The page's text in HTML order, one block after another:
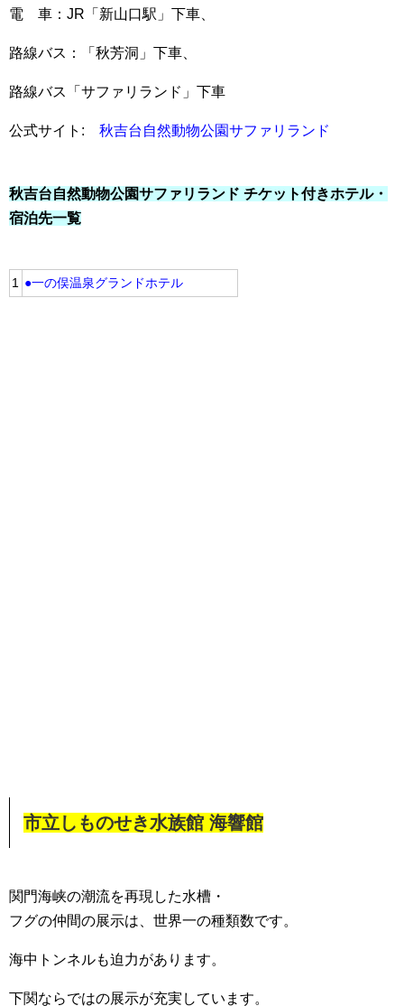
電 車：JR「新山口駅」下車、
路線バス：「秋芳洞」下車、
路線バス「サファリランド」下車
公式サイト: 秋吉台自然動物公園サファリランド
秋吉台自然動物公園サファリランド チケット付きホテル・
宿泊先一覧
1 ●一の俣温泉グランドホテル
市立しものせき水族館 海響館
関門海峡の潮流を再現した水槽・
フグの仲間の展示は、世界一の種類数です。
海中トンネルも迫力があります。
下関ならではの展示が充実しています。